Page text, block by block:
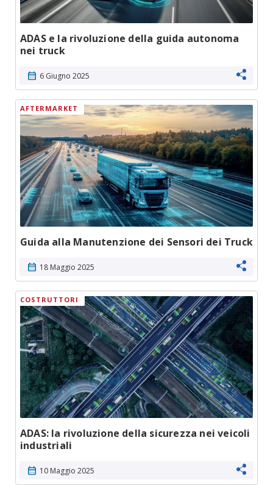
ADAS e la rivoluzione della guida autonoma
nei truck
calendar_month 6 Giugno 2025
AFTERMARKET
Guida alla Manutenzione dei Sensori dei Truck
calendar_month 18 Maggio 2025
COSTRUTTORI
ADAS: la rivoluzione della sicurezza nei veicoli
industriali
calendar_month 10 Maggio 2025